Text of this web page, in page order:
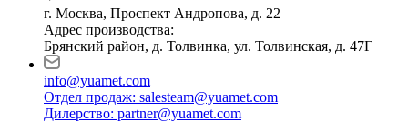
г. Москва, Проспект Андропова, д. 22
Адрес производства:
Брянский район, д. Толвинка, ул. Толвинская, д. 47Г
info@yuamet.com
Отдел продаж: salesteam@yuamet.com
Дилерство: partner@yuamet.com